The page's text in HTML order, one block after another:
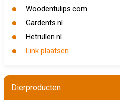
Woodentulips.com
Gardents.nl
Hetrullen.nl
Link plaatsen
Dierproducten